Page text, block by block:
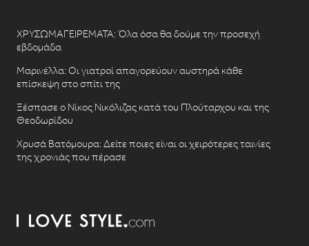
ΧΡΥΣΩΜΑΓΕΙΡΕΜΑΤΑ: Όλα όσα θα δούμε την προσεχή
εβδομάδα
Μαρινέλλα: Οι γιατροί απαγορεύουν αυστηρά κάθε
επίσκεψη στο σπίτι της
Ξέσπασε ο Νίκος Νικόλιζας κατά του Πλούταρχου και της
Θεοδωρίδου
Χρυσά Βατόμουρα: Δείτε ποιες είναι οι χειρότερες ταινίες
της χρονιάς που πέρασε